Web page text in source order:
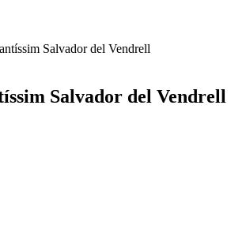
Salvador del Vendrell
Salvador del Vendrell